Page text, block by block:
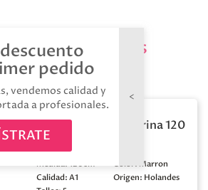
pedido
vendemos calidad y
a profesionales.
relacionados
Berk natural purpurina 120
x5t
Medida: 120cm Color: Marron
Calidad:A1 Origen: Holandes